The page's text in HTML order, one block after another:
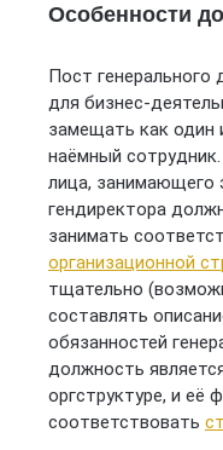
Особенности
Пост генерального
для бизнес-
замещать как один
наёмный
лица, занимающего
гендиректора
занимать
организационной
тщательно
составлять
обязанностей
должность
оргструктуре, и её
соответствовать